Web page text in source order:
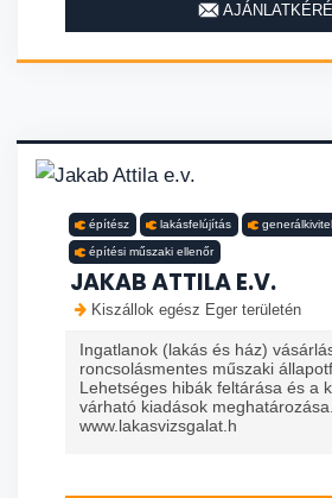
építész lakásfelújítás
építési műszaki ellenőr
JAKAB ATTILA E.V.
Kiszállok egész Eger területén
Ingatlanok (lakás és ház)
roncsolásmentes műszaki
Lehetséges hibák feltárása és a
várható kiadások meghatározása.
www.lakasvizsgalat.h